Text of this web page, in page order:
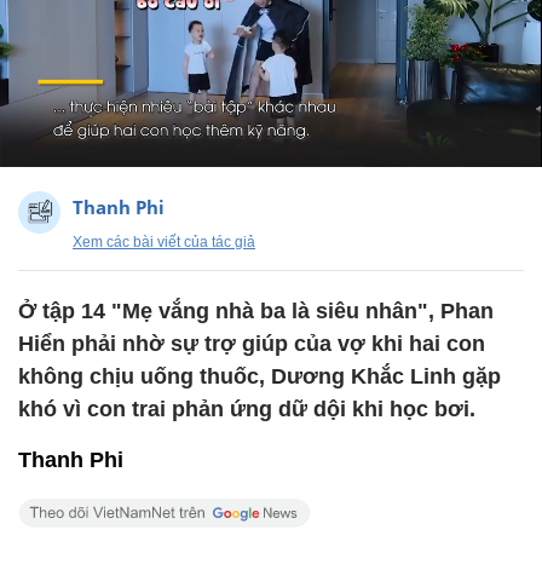
Thanh Phi
Xem các bài viết của tác giả
Ở tập 14 "Mẹ vắng nhà ba là siêu nhân", Phan
Hiển phải nhờ sự trợ giúp của vợ khi hai con
không chịu uống thuốc, Dương Khắc Linh gặp
khó vì con trai phản ứng dữ dội khi học bơi.
Thanh Phi